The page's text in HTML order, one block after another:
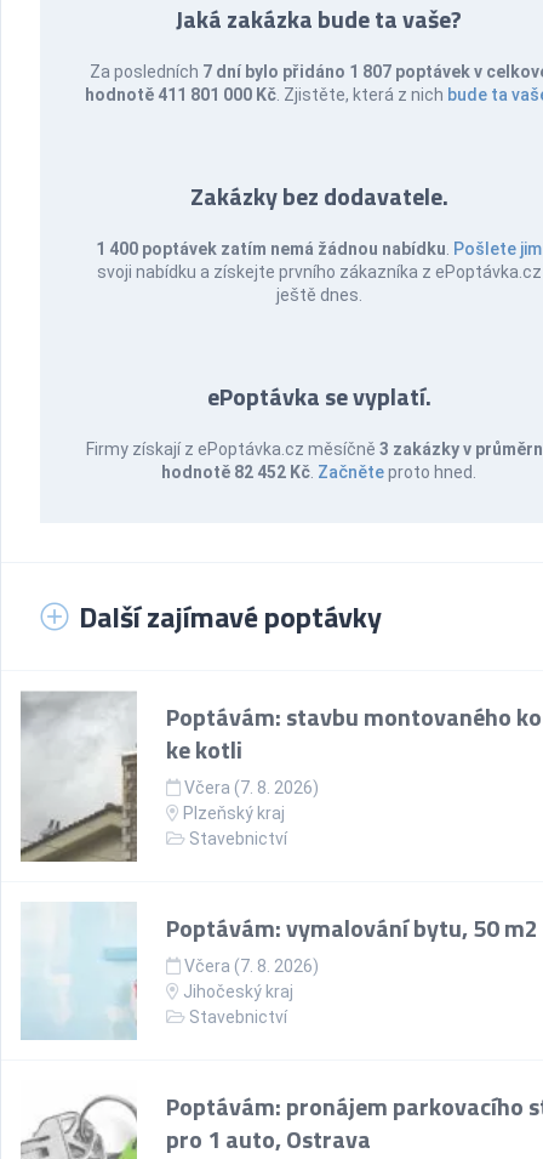
Jaká zakázka bude ta vaše?
Za posledních 7 dní bylo přidáno 1 807 poptávek v
hodnotě 411 801 000 Kč . Zjistěte, která z nich bude ta
Zakázky bez dodavatele.
1 400 poptávek zatím nemá žádnou nabídku Pošlete jim
svoji nabídku a získejte prvního zákazníka z ePoptávka.cz
ještě dnes.
ePoptávka se vyplatí.
Firmy získají z ePoptávka.cz měsíčně 3 zakázky v
hodnotě 82 452 Kč Začněteproto hned.
Další zajímavé poptávky
Poptávám: stavbu montovaného
ke kotli
Včera (7. 8. 2026)
Plzeňský kraj
Stavebnictví
Poptávám: vymalování bytu, 50 m2
Včera (7. 8. 2026)
Jihočeský kraj
Stavebnictví
Poptávám: pronájem parkovacího
pro 1 auto, Ostrava